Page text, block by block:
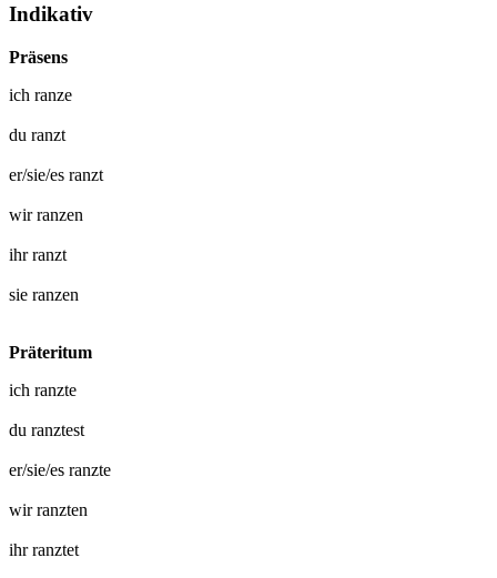
Indikativ
Präsens
ich ranze
du ranzt
er/sie/es ranzt
wirranzen
ihrranzt
sie ranzen
Präteritum
ich ranzte
du ranztest
er/sie/es ranzte
wirranzten
ihrranztet